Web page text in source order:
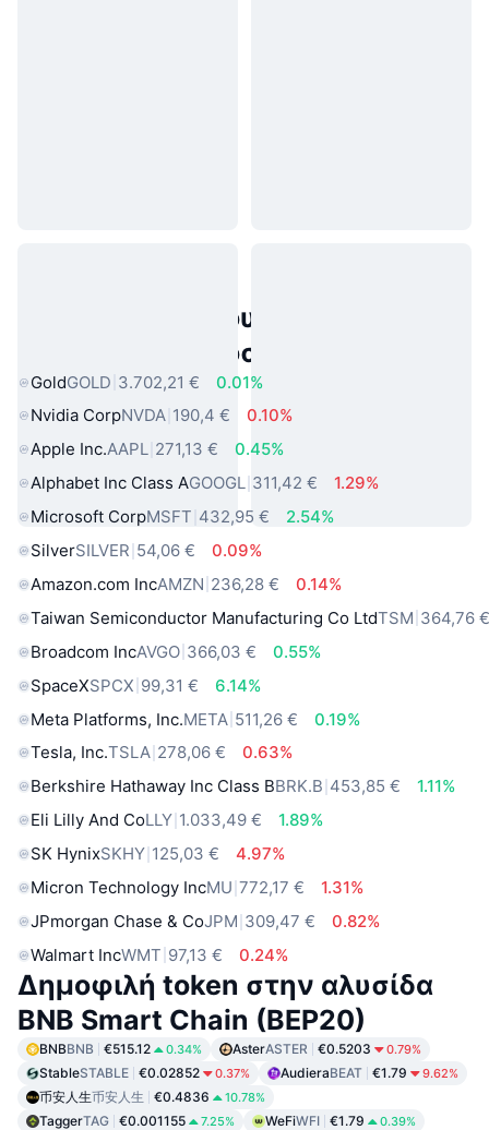
Δημοφιλή περιουσιακά στοιχεία
πραγματικού κόσμου
GoldGOLD 3.702,21 €
0.01%
Nvidia CorpNVDA 190,4 €
0.10%
Apple Inc.AAPL 271,13 €
0.45%
Alphabet Inc Class AGOOGL 311,42 €
1.29%
Microsoft CorpMSFT 432,95 €
2.54%
SilverSILVER 54,06 €
0.09%
Amazon.com IncAMZN 236,28 €
0.14%
Taiwan Semiconductor Manufacturing Co LtdTSM 364,76
Broadcom IncAVGO 366,03 €
0.55%
SpaceXSPCX 99,31 €
6.14%
Meta Platforms, Inc.META 511,26 €
0.19%
Tesla, Inc.TSLA 278,06 €
0.63%
Berkshire Hathaway Inc Class BBRK.B 453,85 €
1.11%
Eli Lilly And CoLLY 1.033,49 €
1.89%
SK HynixSKHY 125,03 €
4.97%
Micron Technology IncMU 772,17 €
1.31%
JPmorgan Chase & CoJPM 309,47 €
0.82%
Walmart IncWMT 97,13 € 0.24%
Δημοφιλή token στην αλυσίδα
BNB Smart Chain (BEP20)
BNBBNB €515.12 0.34% AsterASTER €0.5203 0.79%
StableSTABLE €0.02852 0.37% AudieraBEAT €1.79 9.62%
币安人生币安人生 €0.4836 10.78%
TaggerTAG €0.001155 7.25% WeFiWFI €1.79 0.39%